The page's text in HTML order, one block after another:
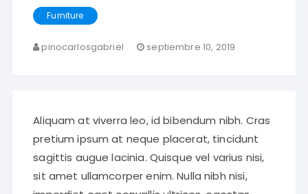
Furniture
pinocarlosgabriel septiembre 10, 2019
Aliquam at viverra leo, id bibendum nibh. Cras
pretium ipsum at neque placerat, tincidunt
sagittis augue lacinia. Quisque vel varius nisi,
sit amet ullamcorper enim. Nulla nibh nisi,